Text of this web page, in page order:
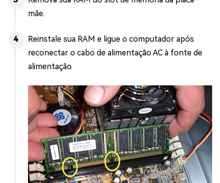
mãe.
Reinstale sua RAM e ligue o computador após
reconectar o cabo de alimentação AC à fonte de
alimentação.